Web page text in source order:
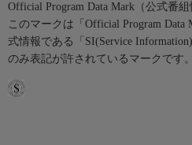
Official Program Data Mark（公式番組
このマークは「Official Program
式情報である「SI(Service
のみ表記が許されているマークです。